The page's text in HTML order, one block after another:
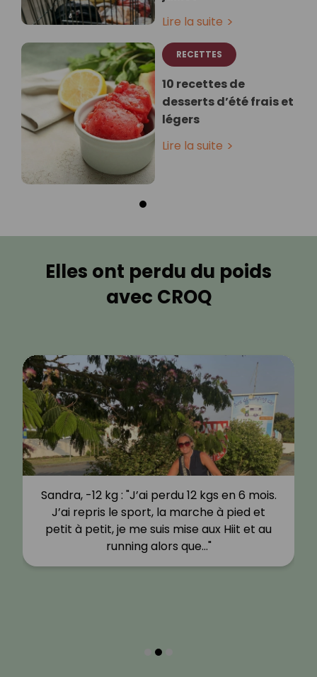
Lire la suite
RECETTES
10 recettes de
desserts d’été frais et
légers
Lire la suite
Elles ont perdu du poids
avec CROQ
Sandra, -12 kg : "J’ai perdu 12 kgs en 6 mois.
J’ai repris le sport, la marche à pied et
petit à petit, je me suis mise aux Hiit et au
running alors que…"